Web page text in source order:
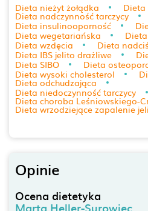
Dieta nieżyt żołądka Dieta
Dieta nadczynność tarczycy
Dieta insulinooporność
Dieta wegetariańska
Dieta wzdęcia
Dieta
Dieta IBS jelito drażliwe
Dieta SIBO
Dieta
Dieta wysoki cholesterol
Dieta odchudzająca
Dieta niedoczynność tarczycy
Dieta choroba Leśniowskiego-
Dieta wrzodziejące zapalenie
Opinie
Ocena dietetyka
Marta Heller-Surowiec